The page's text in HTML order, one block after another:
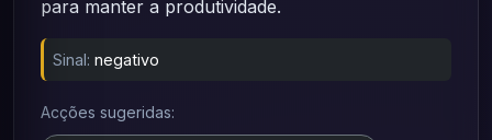
para manter a produtividade.
Sinal: negativo
Acções sugeridas: